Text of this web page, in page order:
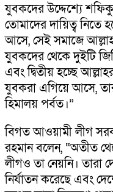
যুবকদের উদ্দেশ্যে
তোমাদের দায়িত্ব নিতে
আসে, সেই সমাজে
যুবকদের থেকে দুইটি
এবং দ্বিতীয় হচ্ছে
যুবকরা এগিয়ে আসে,
হিমালয় পর্বত।”
বিগত আওয়ামী লীগ
রহমান বলেন, “অতীত
লীগও তা নেয়নি। তারা
নির্যাতন করেছে এবং